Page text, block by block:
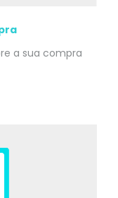
a sua compra